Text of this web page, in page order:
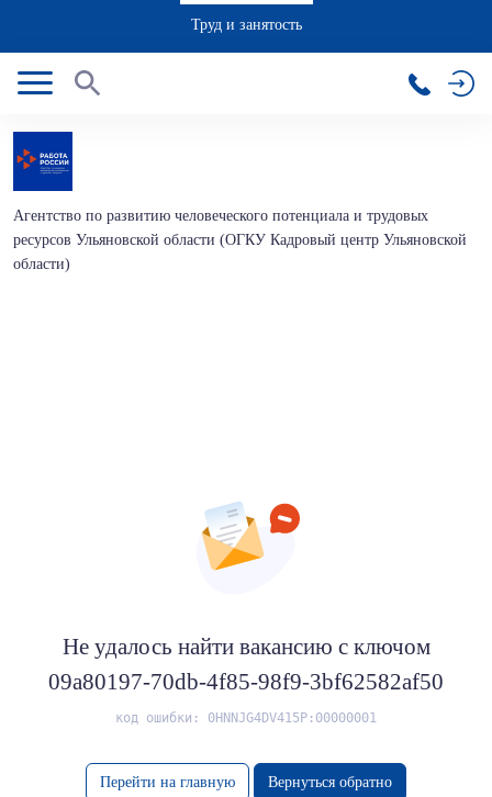
Труд и занятость
Агентство по развитию человеческого потенциала и трудовых
ресурсов Ульяновской области (ОГКУ Кадровый центр Ульяновской
области)
Не удалось найти вакансию с ключом
09a80197-70db-4f85-98f9-3bf62582af50
код ошибки: 0HNNJG4DV415P:00000001
Перейти на главную Вернуться обратно